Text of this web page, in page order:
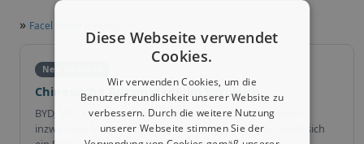
» Facel kleine E-Autos
Neu im Trend
Chinesische Automarken im Vergleich
BYD, MG, XPeng und weitere chinesische Marken bieten
inzwischen Modelle in vielen Fahrzeugklassen an. Lohnt sich
Diese Webseite verwendet
Cookies.
Wir verwenden Cookies, um die
Benutzerfreundlichkeit unserer Website zu
verbessern. Durch die weitere Nutzung
unserer Webseite stimmen Sie der